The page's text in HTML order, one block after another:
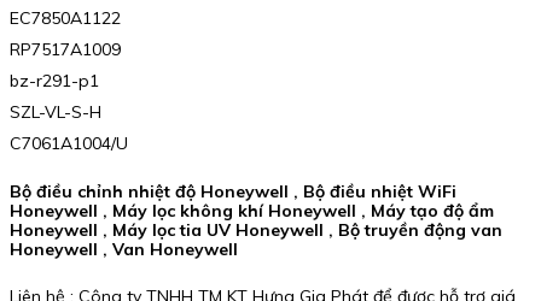
EC7850A1122
RP7517A1009
bz-r291-p1
SZL-VL-S-H
C7061A1004/U
Bộ điều chỉnh nhiệt độ Honeywell , Bộ điều nhiệt WiFi
Honeywell , Máy lọc không khí Honeywell , Máy tạo độ ẩm
Honeywell , Máy lọc tia UV Honeywell , Bộ truyền động van
Honeywell , Van Honeywell
Liên hệ : Công ty TNHH TM KT Hưng Gia Phát để được hỗ trợ giá